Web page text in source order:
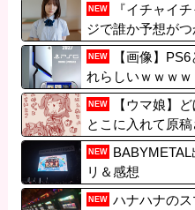
NEW
『イチャイ
ジで誰か予想が
NEW
【画像】
れらしいｗｗｗｗ
NEW
【ウマ娘】
とこに入れて原
NEW
BABYMETAL
リ＆感想
NEW ハナハナの